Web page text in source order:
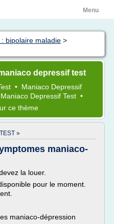
Menu
bipolaire maladie >
depressif test
• Maniaco Depressif
Maniaco Depressif Test •
ce thème
»
maniaco-
la louer.
pour le moment.
maniaco-dépression